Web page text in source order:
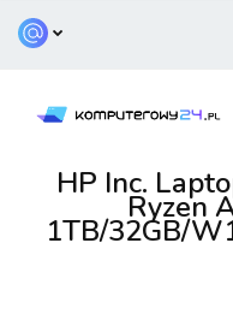
HP Inc.
Ryzen
1TB/32GB/